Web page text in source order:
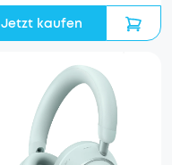
Jetzt kaufen